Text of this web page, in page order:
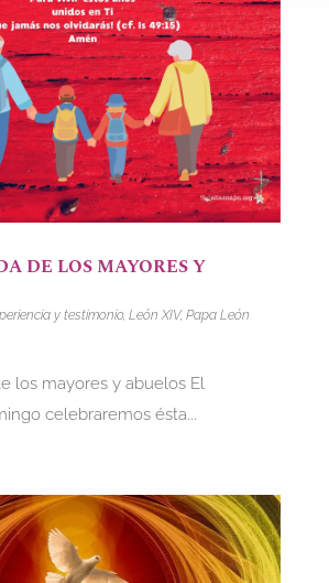
DE LOS MAYORES Y
y testimonio, León XIV, Papa León
los mayores y abuelos El
celebraremos ésta...